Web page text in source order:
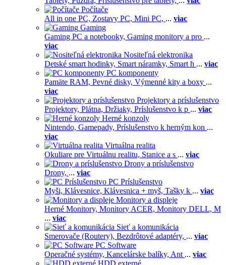
Počítače
All in one PC, Zostavy PC, Mini PC, ... viac
Gaming
Gaming PC a notebooky, Gaming monitory a pro ...
viac
Nositeľná elektronika
Detské smart hodinky, Smart náramky, Smart h ... viac
PC komponenty
Pamäte RAM, Pevné disky, Výmenné kity a boxy ...
viac
Projektory a príslušenstvo
Projektory, Plátna, Držiaky, Príslušenstvo k p ... viac
Herné konzoly
Nintendo, Gamepady, Príslušenstvo k herným kon ...
viac
Virtuálna realita
Okuliare pre Virtuálnu realitu, Stanice a s ... viac
Drony a príslušenstvo
Drony, ... viac
PC Príslušenstvo
Myši, Klávesnice, Klávesnica + myš, Tašky k ... viac
Monitory a displeje
Herné Monitory, Monitory ACER, Monitory DELL, M
... viac
Sieť a komunikácia
Smerovače (Routery), Bezdrôtové adaptéry, ... viac
PC Software
Operačné systémy, Kancelárske balíky, Ant ... viac
HDD externé